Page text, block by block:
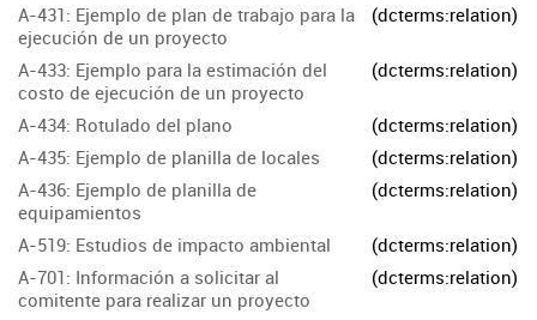
A-431: Ejemplo de plan de trabajo para la
ejecución de un proyecto
(dcterms:relation)
A-433: Ejemplo para la estimación del
costo de ejecución de un proyecto
(dcterms:relation)
A-434: Rotulado del plano
(dcterms:relation)
A-435: Ejemplo de planilla de locales
(dcterms:relation)
A-436: Ejemplo de planilla de
equipamientos
(dcterms:relation)
A-519: Estudios de impacto ambiental
(dcterms:relation)
A-701: Información a solicitar al
comitente para realizar un proyecto
(dcterms:relation)